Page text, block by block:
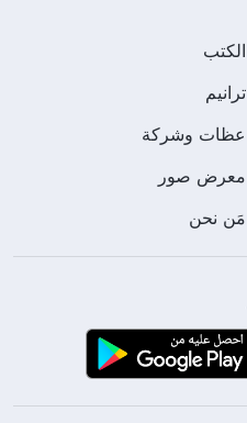
الكتب
ترانيم
عظات وشركة
معرض صور
مَن نحن